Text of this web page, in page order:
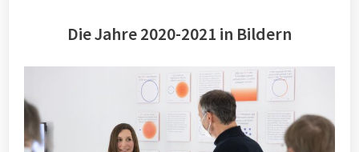
Die Jahre 2020-2021 in Bildern